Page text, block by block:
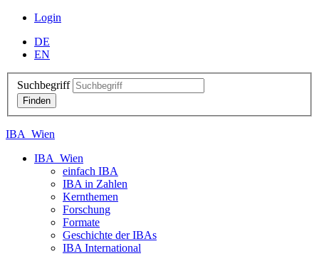
Login
DE
EN
Suchbegriff
IBA_Wien
IBA_Wien
einfach IBA
IBA in Zahlen
Kernthemen
Forschung
Formate
Geschichte der IBAs
IBA International